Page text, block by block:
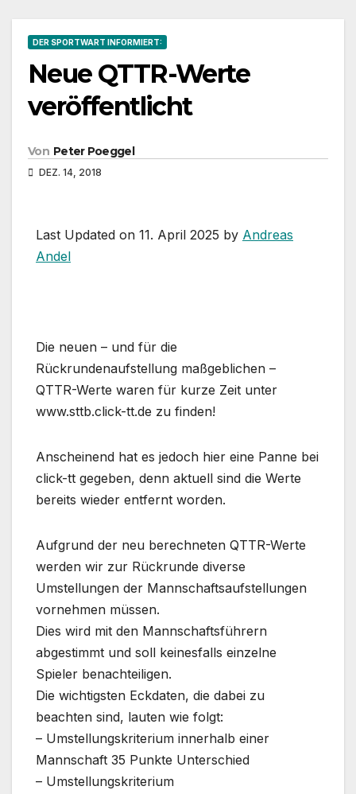
DER SPORTWART INFORMIERT:
Neue QTTR-Werte
veröffentlicht
Von Peter Poeggel
DEZ. 14, 2018
Last Updated on 11. April 2025 by Andreas
Andel
Die neuen – und für die
Rückrundenaufstellung maßgeblichen –
QTTR-Werte waren für kurze Zeit unter
www.sttb.click-tt.de zu finden!
Anscheinend hat es jedoch hier eine Panne bei
click-tt gegeben, denn aktuell sind die Werte
bereits wieder entfernt worden.
Aufgrund der neu berechneten QTTR-Werte
werden wir zur Rückrunde diverse
Umstellungen der Mannschaftsaufstellungen
vornehmen müssen.
Dies wird mit den Mannschaftsführern
abgestimmt und soll keinesfalls einzelne
Spieler benachteiligen.
Die wichtigsten Eckdaten, die dabei zu
beachten sind, lauten wie folgt:
– Umstellungskriterium innerhalb einer
Mannschaft 35 Punkte Unterschied
– Umstellungskriterium